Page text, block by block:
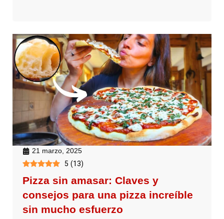
21 marzo, 2025
5 (13)
Pizza sin amasar: Claves y
consejos para una pizza increíble
sin mucho esfuerzo